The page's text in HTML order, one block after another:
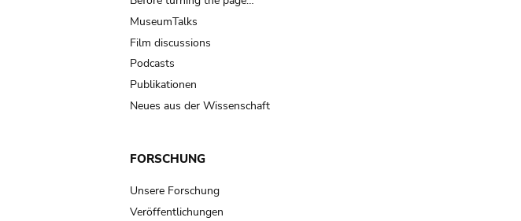
MuseumTalks
Film discussions
Podcasts
Publikationen
Neues aus der Wissenschaft
FORSCHUNG
Unsere Forschung
Veröffentlichungen